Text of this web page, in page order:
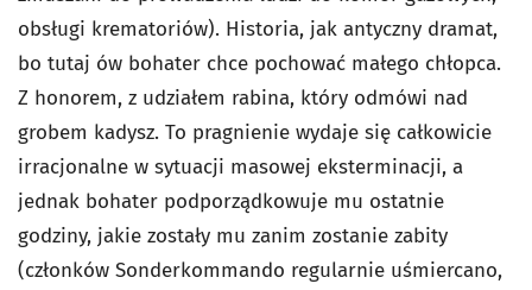
obsługi krematoriów). Historia, jak antyczny dramat,
bo tutaj ów bohater chce pochować małego chłopca.
Z honorem, z udziałem rabina, który odmówi nad
grobem kadysz. To pragnienie wydaje się całkowicie
irracjonalne w sytuacji masowej eksterminacji, a
jednak bohater podporządkowuje mu ostatnie
godziny, jakie zostały mu zanim zostanie zabity
(członków Sonderkommando regularnie uśmiercano,